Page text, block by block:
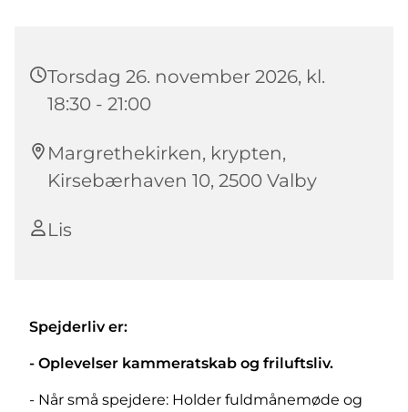
Torsdag 26. november 2026, kl.
18:30 - 21:00
Margrethekirken, krypten,
Kirsebærhaven 10, 2500 Valby
Lis
Spejderliv er:
- Oplevelser kammeratskab og friluftsliv.
- Når små spejdere: Holder fuldmånemøde og